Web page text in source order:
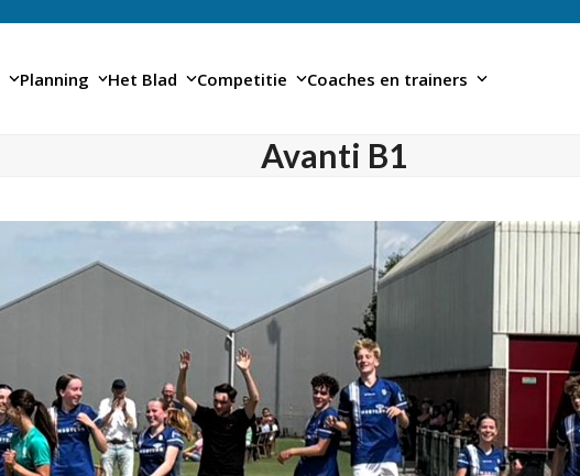
Planning Het Blad Competitie Coaches en trainers
Avanti B1